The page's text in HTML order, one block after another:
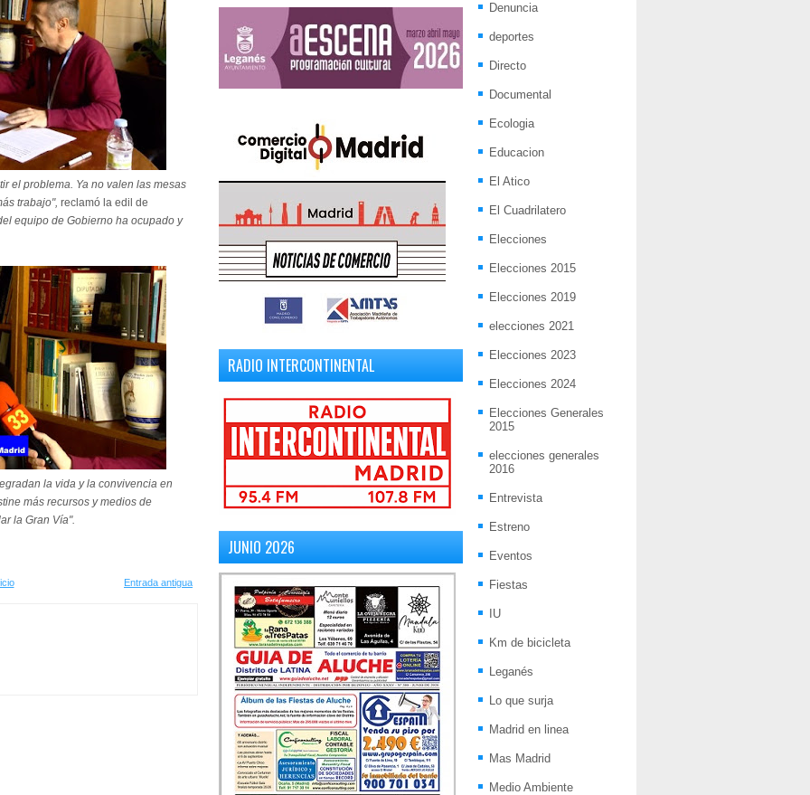
el problema. Ya no valen las mesas
trabajo", reclamó la edil de
equipo de Gobierno ha ocupado y
la vida y la convivencia en
más recursos y medios de
la Gran Vía".
Entrada antigua
RADIO INTERCONTINENTAL
JUNIO 2026
Denuncia
deportes
Directo
Documental
Ecologia
Educacion
El Atico
El Cuadrilatero
Elecciones
Elecciones 2015
Elecciones 2019
elecciones 2021
Elecciones 2023
Elecciones 2024
Elecciones Generales
2015
elecciones generales
2016
Entrevista
Estreno
Eventos
Fiestas
IU
Km de bicicleta
Leganés
Lo que surja
Madrid en linea
Mas Madrid
Medio Ambiente